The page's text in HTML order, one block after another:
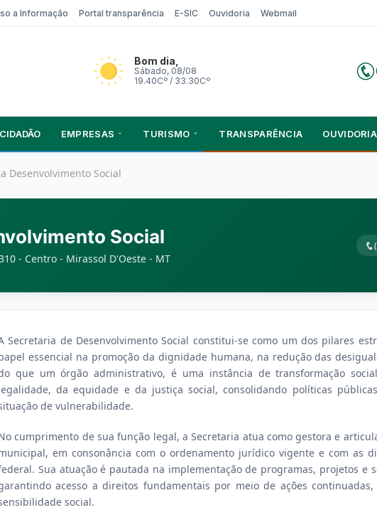
a Informação Portal transparência E-SIC Ouvidoria Webmail
Bom dia,
Sábado, 08/08
19.40Cº / 33.30Cº
CIDADÃO EMPRESAS TURISMO TRANSPARÊNCIA OUVIDORIA
Desenvolvimento Social
Social
- Centro - Mirassol D'Oeste - MT
Secretaria de Desenvolvimento Social constitui-se como um dos pilares
essencial na promoção da dignidade humana, na redução das
que um órgão administrativo, é uma instância de transformação
da equidade e da justiça social, consolidando políticas
de vulnerabilidade.
cumprimento de sua função legal, a Secretaria atua como gestora e
em consonância com o ordenamento jurídico vigente e com as
Sua atuação é pautada na implementação de programas, projetos e
acesso a direitos fundamentais por meio de ações
social.